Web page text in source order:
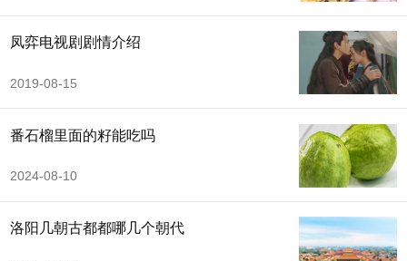
凤弈电视剧剧情介绍
2019-08-15
番石榴里面的籽能吃吗
2024-08-10
洛阳几朝古都都哪几个朝代